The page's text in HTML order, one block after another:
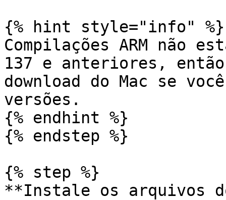
{% hint style="info" %}
Compilações ARM não
137 e anteriores,
download do Mac se
versões.
{% endhint %}
{% endstep %}
{% step %}
**Instale os arquivos